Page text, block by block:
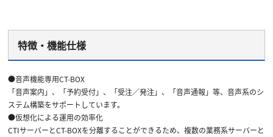
特徴・機能仕様
●音声機能専用CT-BOX
「音声案内」、「予約受付」、「受注／発注」、「音声通報」等、音声系のシ
ステム構築をサポートしています。
●仮想化による運用の効率化
CTIサーバーとCT-BOXを分離することができるため、複数の業務系サーバーと